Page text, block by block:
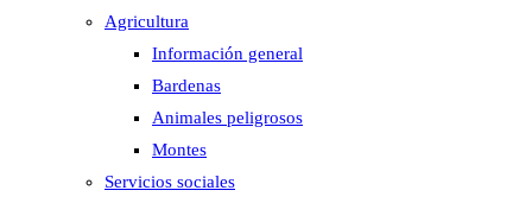
Agricultura
Información general
Bardenas
Animales peligrosos
Montes
Servicios sociales